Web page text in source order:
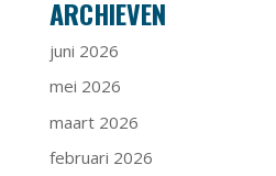
ARCHIEVEN
juni 2026
mei 2026
maart 2026
februari 2026